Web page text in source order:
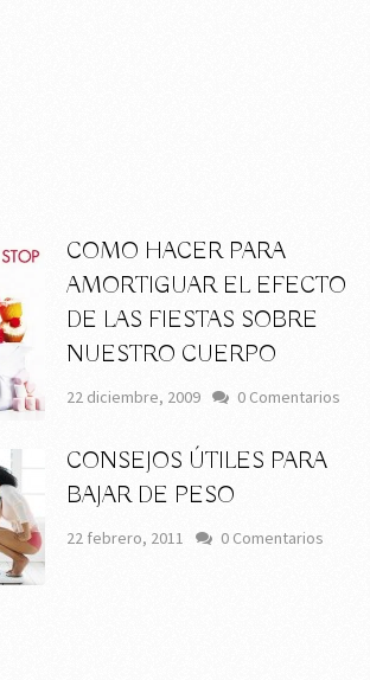
COMO HACER PARA
AMORTIGUAR EL EFECTO
DE LAS FIESTAS SOBRE
NUESTRO CUERPO
22 diciembre, 2009 0 Comentarios
CONSEJOS ÚTILES PARA
BAJAR DE PESO
22 febrero, 2011 0 Comentarios